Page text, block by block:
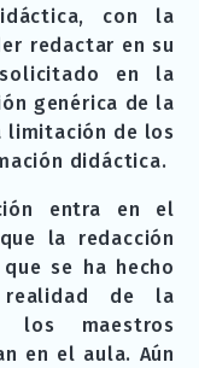
con la
redactar en su
en la
genérica de la
limitación de los
didáctica.
entra en el
la redacción
se ha hecho
de la
los maestros
en el aula. Aún